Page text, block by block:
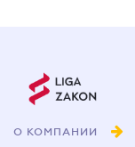
О КОМПАНИИ